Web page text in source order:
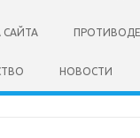
САЙТА
НОВОСТИ